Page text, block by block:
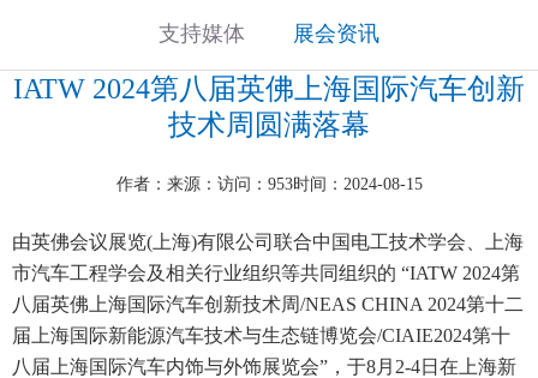
心
中
下
媒
心
我
们
湾
区
展
支持媒体 展会资讯
IATW 2024第八届英佛上海国际汽车创新
技术周圆满落幕
作者： 来源： 访问：953时间：2024-08-15
由英佛会议展览(上海)有限公司联合中国电工技术学会、上海
市汽车工程学会及相关行业组织等共同组织的 “IATW 2024第
八届英佛上海国际汽车创新技术周/NEAS CHINA 2024第十二
届上海国际新能源汽车技术与生态链博览会/CIAIE2024第十
八届上海国际汽车内饰与外饰展览会”，于8月2-4日在上海新